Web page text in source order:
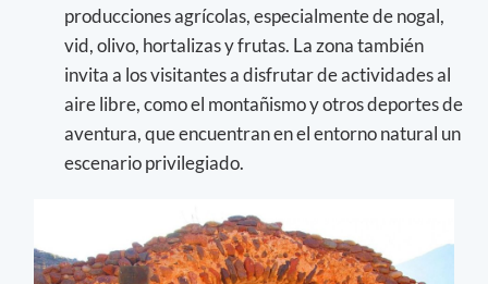
producciones agrícolas, especialmente de nogal,
vid, olivo, hortalizas y frutas. La zona también
invita a los visitantes a disfrutar de actividades al
aire libre, como el montañismo y otros deportes de
aventura, que encuentran en el entorno natural un
escenario privilegiado.